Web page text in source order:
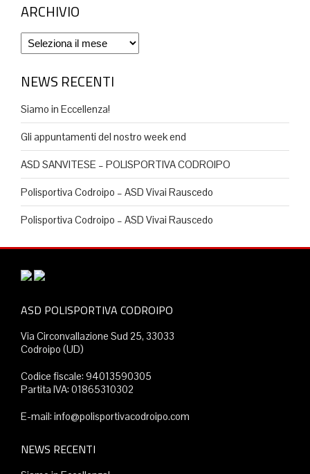
ARCHIVIO
Archivio
NEWS RECENTI
Siamo in Eccellenza!
Gli appuntamenti del nostro week end
ASD SANVITESE – POLISPORTIVA CODROIPO
Polisportiva Codroipo – ASD Vivai Rauscedo
Polisportiva Codroipo – ASD Vivai Rauscedo
ASD POLISPORTIVA CODROIPO
Via Circonvallazione Sud 25, 33033
Codroipo (UD)
Codice fiscale: 94013590305
Partita IVA: 01865310302
E-mail: info@polisportivacodroipo.com
NEWS RECENTI